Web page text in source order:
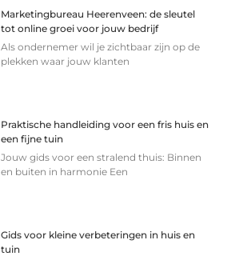
Marketingbureau Heerenveen: de sleutel
tot online groei voor jouw bedrijf
Als ondernemer wil je zichtbaar zijn op de
plekken waar jouw klanten
Praktische handleiding voor een fris huis en
een fijne tuin
Jouw gids voor een stralend thuis: Binnen
en buiten in harmonie Een
Gids voor kleine verbeteringen in huis en
tuin